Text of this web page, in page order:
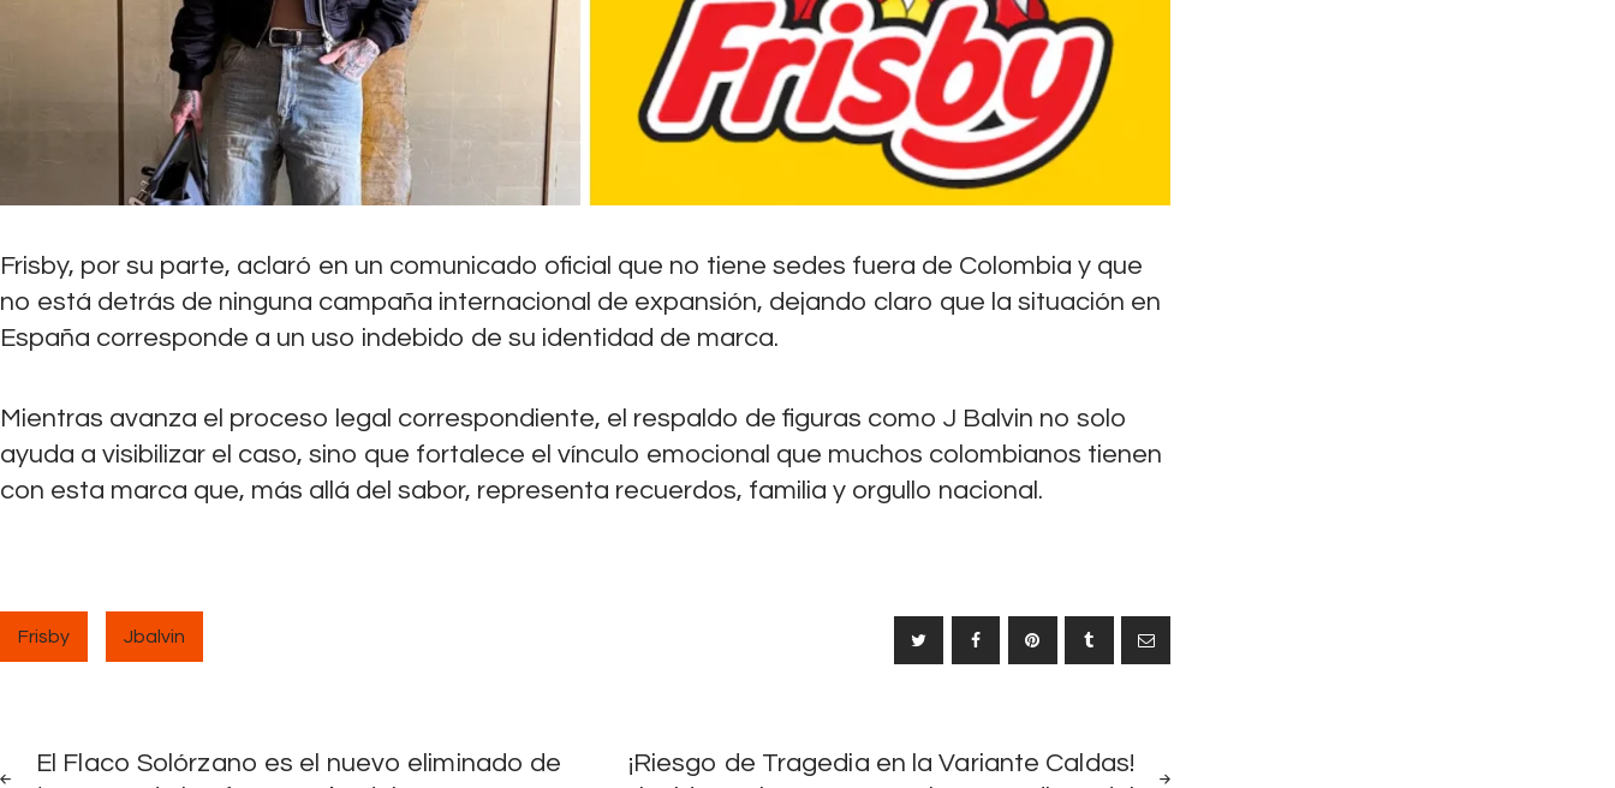
Frisby, por su parte, aclaró en un comunicado oficial que no tiene sedes fuera de Colombia y que
no está detrás de ninguna campaña internacional de expansión, dejando claro que la situación en
España corresponde a un uso indebido de su identidad de marca.
Mientras avanza el proceso legal correspondiente, el respaldo de figuras como J Balvin no solo
ayuda a visibilizar el caso, sino que fortalece el vínculo emocional que muchos colombianos tienen
con esta marca que, más allá del sabor, representa recuerdos, familia y orgullo nacional.
Frisby Jbalvin
Navegación
POST
El Flaco Solórzano es el nuevo eliminado de
¡Riesgo de Tragedia en la Variante Caldas!